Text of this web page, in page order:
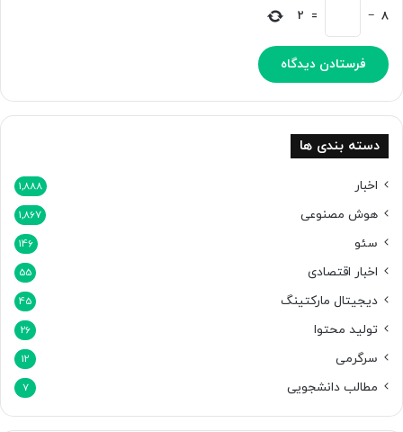
ب
ب
ن
ی
گ
ت
ب
ی
ل
ن
8
−
=
2
دسته بندی ها
اخبار 1,888
هوش مصنوعی 1,867
سئو 146
اخبار اقتصادی 55
دیجیتال مارکتینگ 45
تولید محتوا 26
سرگرمی 12
مطالب دانشجویی 7